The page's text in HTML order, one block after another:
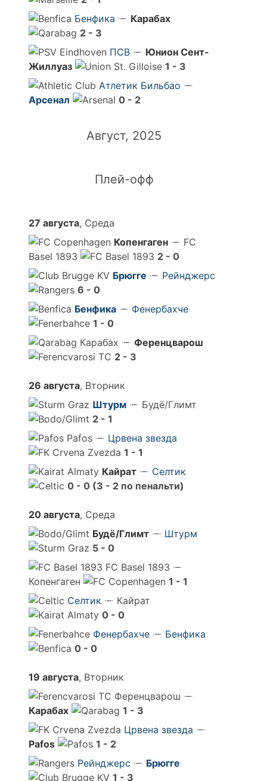
Бенфика
Карабах
2 - 3
ПСВ
Юнион Сент-
Жиллуаз
1 - 3
Атлетик Бильбао
Арсенал
0 - 2
Август, 2025
Плей-офф
27 августа, Среда
Копенгаген
FC
Basel 1893
2 - 0
Брюгге
Рейнджерс
6 - 0
Бенфика
Фенербахче
1 - 0
Карабах
Ференцварош
2 - 3
26 августа, Вторник
Штурм
Будё/Глимт
2 - 1
Pafos
Црвена звезда
1 - 1
Кайрат
Селтик
0 - 0 (3 - 2 по пенальти)
20 августа, Среда
Будё/Глимт
Штурм
5 - 0
FC Basel 1893
Копенгаген
1 - 1
Селтик
Кайрат
0 - 0
Фенербахче
Бенфика
0 - 0
19 августа, Вторник
Ференцварош
Карабах
1 - 3
Црвена звезда
Pafos
1 - 2
Рейнджерс
Брюгге
1 - 3